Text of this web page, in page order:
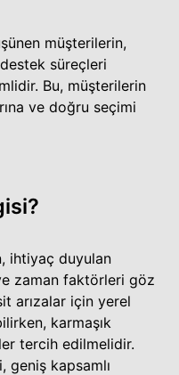
müşterilerin,
süreçleri
Bu, müşterilerin
ve doğru seçimi
ihtiyaç duyulan
zaman faktörleri göz
arızalar için yerel
karmaşık
tercih edilmelidir.
geniş kapsamlı